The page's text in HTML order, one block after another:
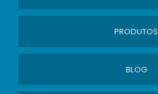
PRODUTOS
BLOG